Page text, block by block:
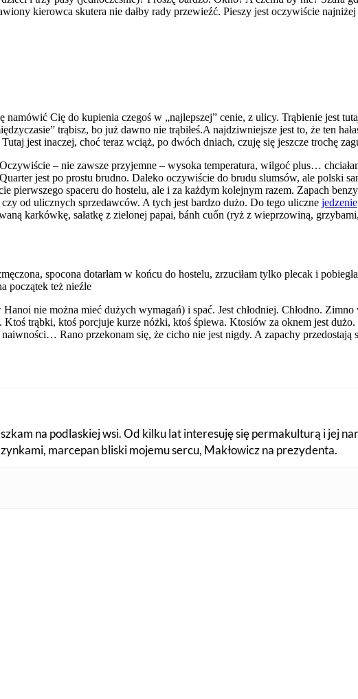
kierowca skutera nie dałby rady przewieźć. Pieszy jest oczywiście
Cię do kupienia czegoś w „najlepszej” cenie, z ulicy. Trąbienie jest
trąbisz, bo już dawno nie trąbiłeś.A najdziwniejsze jest to, że ten
jest inaczej, choć teraz wciąż, po dwóch dniach, czuję się jeszcze trochę
– nie zawsze przyjemne – wysoka temperatura, wilgoć plus…
jest po prostu brudno. Daleko oczywiście do brudu slumsów, ale polski
pierwszego spaceru do hostelu, ale i za każdym kolejnym razem. Zapach
od ulicznych sprzedawców. A tych jest bardzo dużo. Do tego uliczne jedzenie
karkówkę, sałatkę z zielonej papai, bánh cuốn (ryż z wieprzowiną,
spocona dotarłam w końcu do hostelu, zrzuciłam tylko plecak i
początek też nieźle
nie można mieć dużych wymagań) i spać. Jest chłodniej. Chłodno. Zimno
trąbki, ktoś porcjuje kurze nóżki, ktoś śpiewa. Ktosiów za oknem jest
Rano przekonam się, że cicho nie jest nigdy. A zapachy przedostają
na podlaskiej wsi. Od kilku lat interesuję się permakulturą i jej
marcepan bliski mojemu sercu, Makłowicz na prezydenta.